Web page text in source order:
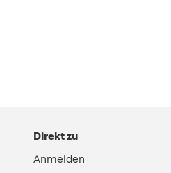
Direkt zu
Anmelden